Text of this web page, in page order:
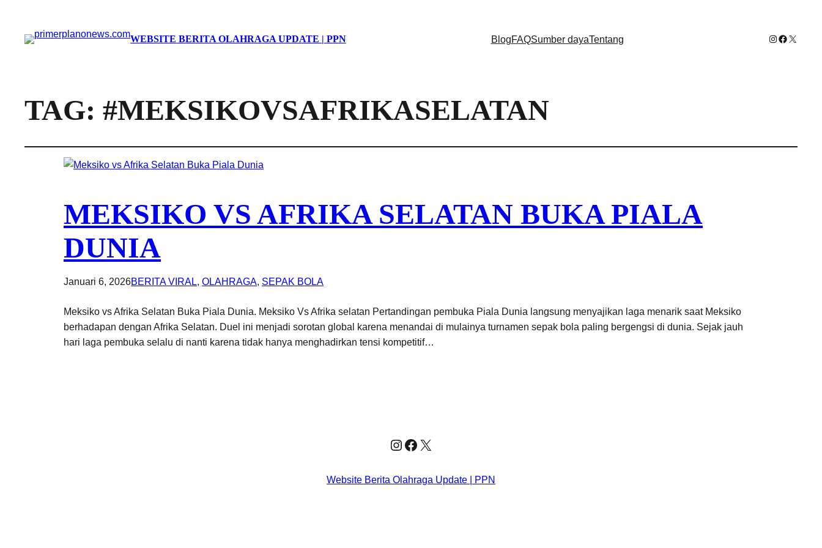
WEBSITE BERITA OLAHRAGA UPDATE | PPN BlogFAQSumber dayaTentang Instagram
Facebook
X
TAG: #MEKSIKOVSAFRIKASELATAN
MEKSIKO VS AFRIKA SELATAN BUKA PIALA
DUNIA
Januari 6, 2026BERITA VIRAL, OLAHRAGA, SEPAK BOLA
Meksiko vs Afrika Selatan Buka Piala Dunia. Meksiko Vs Afrika selatan Pertandingan pembuka Piala Dunia langsung menyajikan laga menarik saat Meksiko
berhadapan dengan Afrika Selatan. Duel ini menjadi sorotan global karena menandai di mulainya turnamen sepak bola paling bergengsi di dunia. Sejak jauh
hari laga pembuka selalu di nanti karena tidak hanya menghadirkan tensi kompetitif…
Instagram
Facebook
X
Website Berita Olahraga Update | PPN